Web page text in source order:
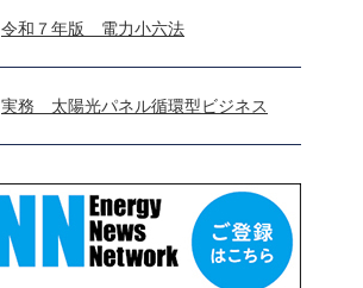
令和７年版 電力小六法
実務 太陽光パネル循環型ビジネス